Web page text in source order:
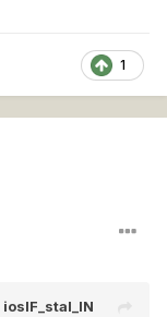
1
iosIF_stal_IN